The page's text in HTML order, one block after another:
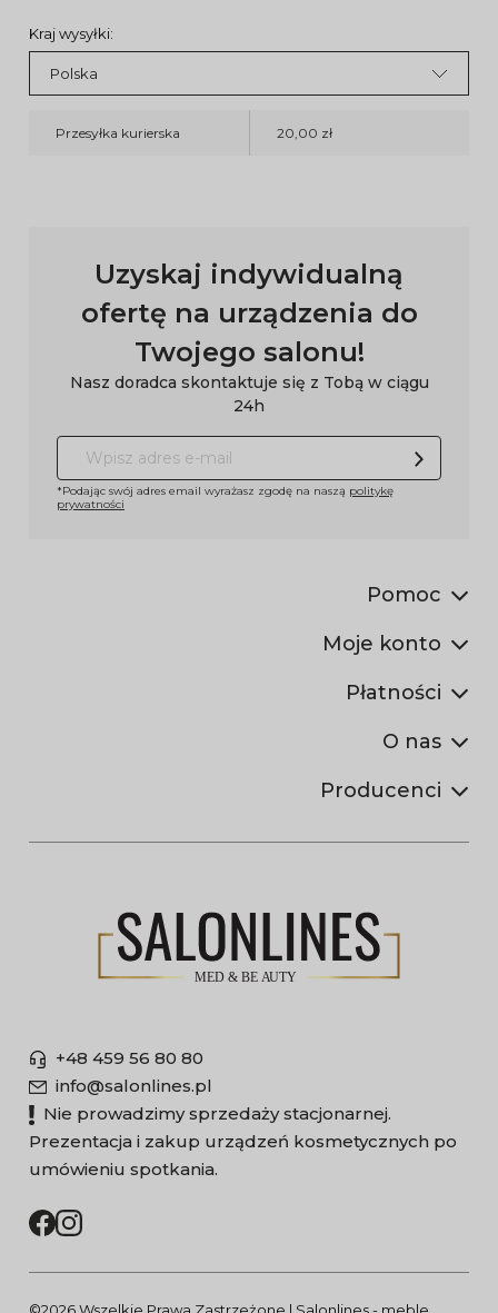
Kraj wysyłki:
Przesyłka kurierska 20,00 zł
Uzyskaj indywidualną
ofertę na urządzenia do
Twojego salonu!
Nasz doradca skontaktuje się z Tobą w ciągu
24h
*Podając swój adres email wyrażasz zgodę na naszą politykę
prywatności
Pomoc
Moje konto
Płatności
O nas
Producenci
+48 459 56 80 80
info@salonlines.pl
Nie prowadzimy sprzedaży stacjonarnej.
Prezentacja i zakup urządzeń kosmetycznych po
umówieniu spotkania.